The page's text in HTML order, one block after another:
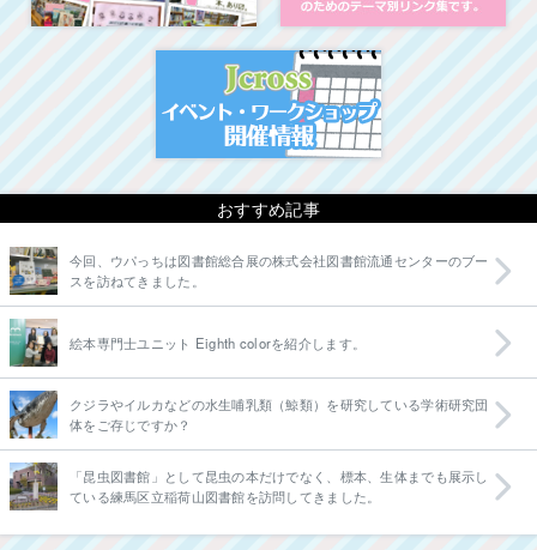
イベント・ワーク
おすすめ記事
今回、ウパっちは図書館総合展の株式会社図書館流通センターのブー
スを訪ねてきました。
絵本専門士ユニット Eighth colorを紹介します。
クジラやイルカなどの水生哺乳類（鯨類）を研究している学術研究団
体をご存じですか？
「昆虫図書館」として昆虫の本だけでなく、標本、生体までも展示し
ている練馬区立稲荷山図書館を訪問してきました。